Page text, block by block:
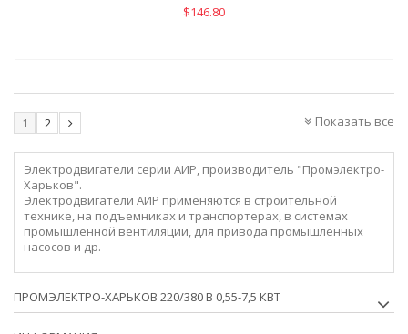
$146.80
Показать все
1 2
Электродвигатели серии АИР, производитель "Промэлектро-
Харьков".
Электродвигатели АИР применяются в строительной
технике, на подъемниках и транспортерах, в системах
промышленной вентиляции, для привода промышленных
насосов и др.
ПРОМЭЛЕКТРО-ХАРЬКОВ 220/380 В 0,55-7,5 КВТ